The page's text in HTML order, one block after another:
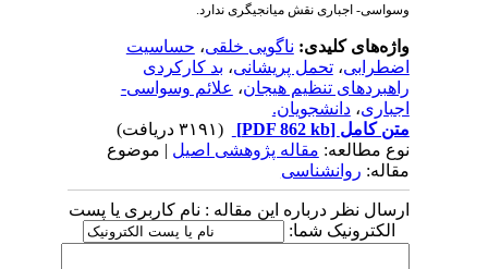
وسواسی- اجباری نقش میانجیگری ندارد.
واژه‌های کلیدی:ناگویی خلقی،حساسیت
اضطرابی،تحمل پریشانی،بد کارکردی
راهبردهای تنظیم هیجان،علائم وسواسی-
اجباری،دانشجویان.
متن کامل[PDF 862 kb]
نوع مطالعه:مقاله پژوهشی اصیل| موضوع
مقاله:روانشناسی
ارسال نظر درباره این مقاله : نام کاربری یا پست
الکترونیک شما: